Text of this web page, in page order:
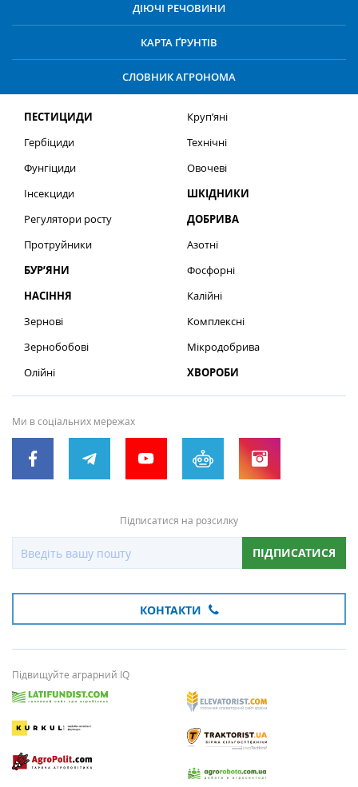
ДІЮЧІ РЕЧОВИНИ
КАРТА ҐРУНТІВ
СЛОВНИК АГРОНОМА
ПЕСТИЦИДИ
Гербіциди
Фунгіциди
Інсекциди
Регулятори росту
Протруйники
БУР’ЯНИ
НАСІННЯ
Зернові
Зернобобові
Олійні
Круп’яні
Технічні
Овочеві
ШКІДНИКИ
ДОБРИВА
Азотні
Фосфорні
Калійні
Комплексні
Мікродобрива
ХВОРОБИ
Ми в соціальних мережах
Підписатися на розсилку
ПІДПИСАТИСЯ
КОНТАКТИ
Підвищуйте аграрний IQ